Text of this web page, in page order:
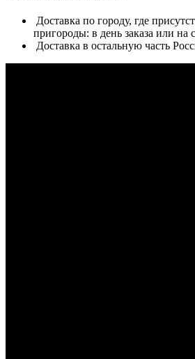
Доставка по городу, где
пригороды: в день заказа или
Доставка в остальную часть